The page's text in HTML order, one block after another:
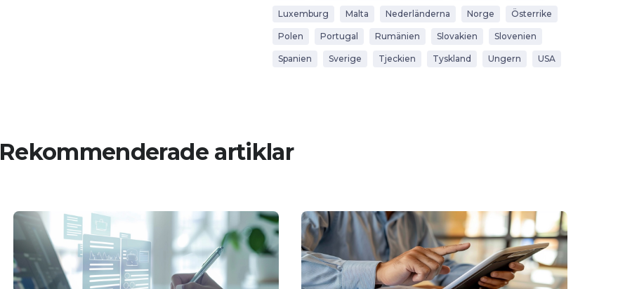
Luxemburg Malta Nederländerna Norge Österrike
Polen Portugal Rumänien Slovakien Slovenien
Spanien Sverige Tjeckien Tyskland Ungern USA
Rekommenderade artiklar